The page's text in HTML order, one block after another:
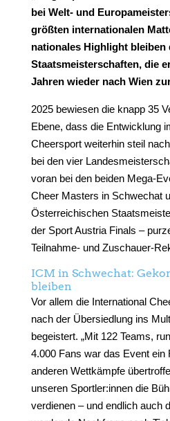
bei Welt- und
größten internationalen
nationales Highlight
Staatsmeisterschaften, die
Jahren wieder nach Wien
2025 bewiesen die knapp 35
Ebene, dass die Entwicklung
Cheersport weiterhin steil
bei den vier
voran bei den beiden Mega-
Cheer Masters in Schwechat
Österreichischen
der Sport Austria Finals –
Teilnahme- und Zuschauer-
ICM in Schwechat:
bleiben
Vor allem die International
nach der Übersiedlung ins
begeistert. „Mit 122 Teams,
4.000 Fans war das Event ein
anderen Wettkämpfe
unseren Sportler:innen die
verdienen – und endlich auch